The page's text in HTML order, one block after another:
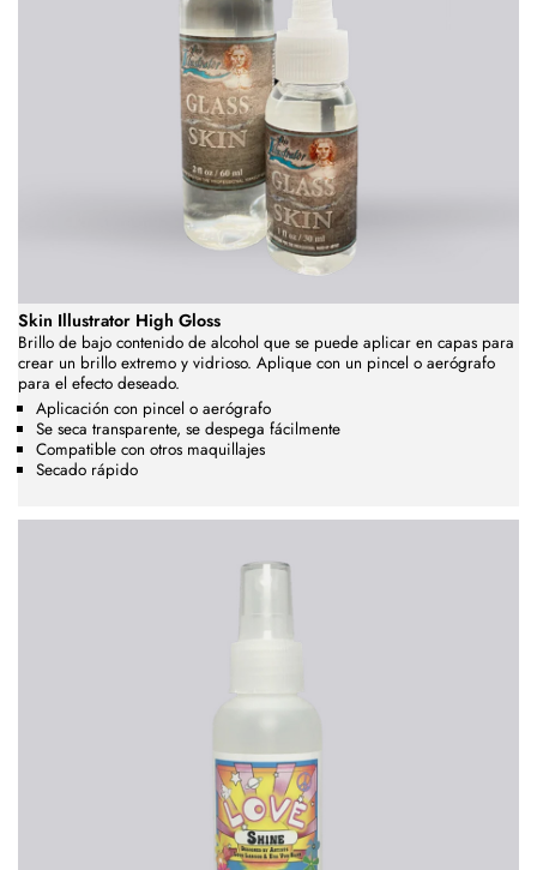
Skin Illustrator High Gloss
Brillo de bajo contenido de alcohol que se puede aplicar en capas para
crear un brillo extremo y vidrioso. Aplique con un pincel o aerógrafo
para el efecto deseado.
Aplicación con pincel o aerógrafo
Se seca transparente, se despega fácilmente
Compatible con otros maquillajes
Secado rápido